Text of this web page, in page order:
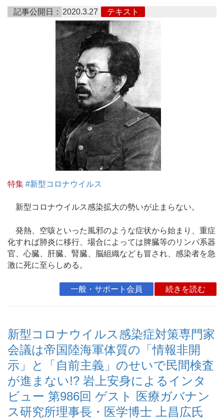
記事公開日： 2020.3.27 テキスト
特集 #新型コロナウイルス
新型コロナウイルス感染拡大の勢いが止まらない。
発熱、空咳といった風邪のような症状から始まり、重症
化すれば肺炎に移行、場合によっては脾臓等のリンパ系器
官、心臓、肝臓、腎臓、脳組織なども冒され、感染者を急
激に死に至らしめる。
一般・サポート会員 続きを読む
新型コロナウイルス感染症対策専門家
会議は帝国陸海軍体質の「情報非開
示」と「自前主義」のせいで民間検査
が進まない!? 岩上安身によるインタ
ビュー 第986回 ゲスト 医療ガバナン
ス研究所理事長・医学博士 上昌広氏